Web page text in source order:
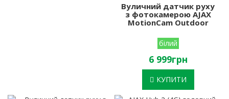
Вуличний датчик руху
з фотокамерою AJAX
MotionCam Outdoor
білий
6 999грн
КУПИТИ